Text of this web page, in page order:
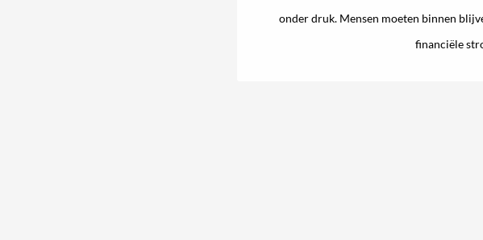
onder druk. Mensen moeten binnen
financiële